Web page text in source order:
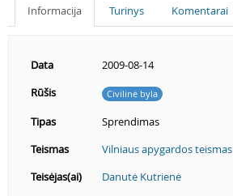
Informacija Turinys Komentarai
Data
2009-08-14
Rūšis
Civilinė byla
Tipas
Sprendimas
Teismas
Vilniaus apygardos teismas
Teisėjas(ai)
Danutė Kutrienė